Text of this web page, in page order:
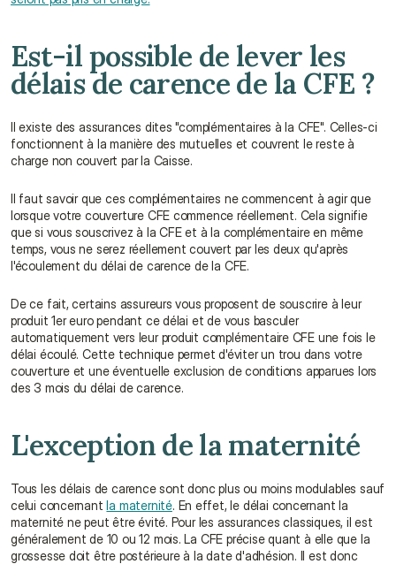
Est-il possible de lever les
délais de carence de la CFE ?
Il existe des assurances dites "complémentaires à la CFE". Celles-ci
fonctionnent à la manière des mutuelles et couvrent le reste à
charge non couvert par la Caisse.
Il faut savoir que ces complémentaires ne commencent à agir que
lorsque votre couverture CFE commence réellement. Cela signifie
que si vous souscrivez à la CFE et à la complémentaire en même
temps, vous ne serez réellement couvert par les deux qu'après
l'écoulement du délai de carence de la CFE.
De ce fait, certains assureurs vous proposent de souscrire à leur
produit 1er euro pendant ce délai et de vous basculer
automatiquement vers leur produit complémentaire CFE une fois le
délai écoulé. Cette technique permet d'éviter un trou dans votre
couverture et une éventuelle exclusion de conditions apparues lors
des 3 mois du délai de carence.
L'exception de la maternité
Tous les délais de carence sont donc plus ou moins modulables sauf
celui concernant la maternité. En effet, le délai concernant la
maternité ne peut être évité. Pour les assurances classiques, il est
généralement de 10 ou 12 mois. La CFE précise quant à elle que la
grossesse doit être postérieure à la date d'adhésion. Il est donc